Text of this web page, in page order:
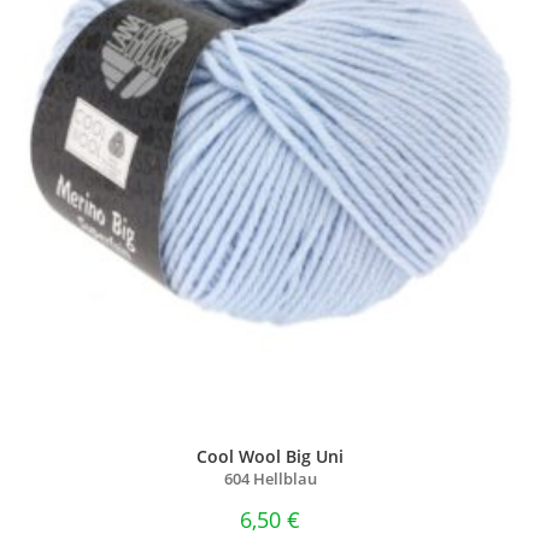
Cool Wool Big Uni
604 Hellblau
6,50 €